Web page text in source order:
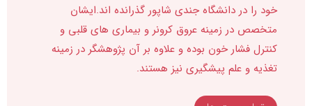
خود را در دانشگاه جندی شاپور گذرانده اند.ایشان
متخصص در زمینه عروق کرونر و بیماری های قلبی و
کنترل فشار خون بوده و علاوه بر آن پژوهشگر در زمینه
تغذیه و علم پیشگیری نیز هستند.